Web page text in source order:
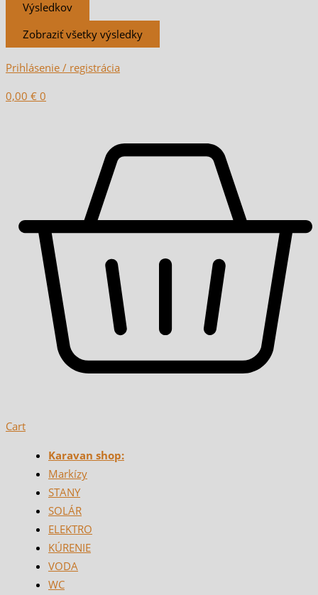
Výsledkov
Zobraziť všetky výsledky
Prihlásenie / registrácia
0,00 € 0
Cart
Karavan shop:
Markízy
STANY
SOLÁR
ELEKTRO
KÚRENIE
VODA
WC